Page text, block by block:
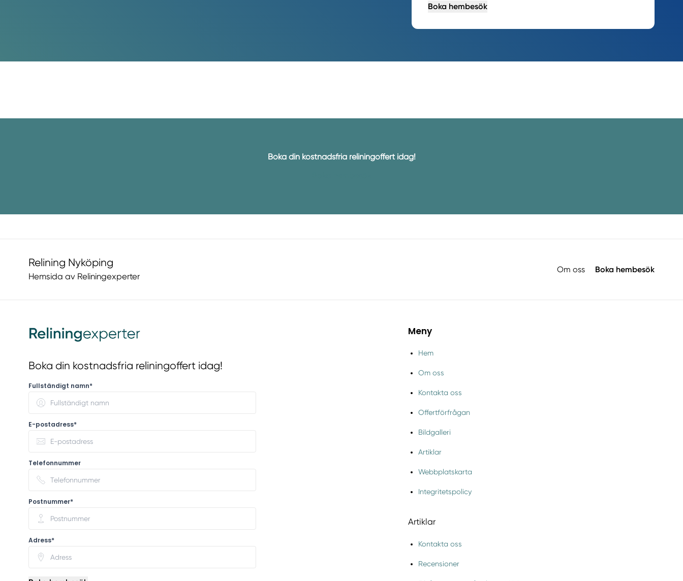
Boka hembesök
Boka din kostnadsfria reliningoffert idag!
Relining Nyköping
Hemsida av Reliningexperter
Om oss Boka hembesök
Boka din kostnadsfria reliningoffert idag!
Fullständigt namn*
E-postadress*
Telefonnummer
Postnummer*
Adress*
Meny
Hem
Om oss
Kontakta oss
Offertförfrågan
Bildgalleri
Artiklar
Webbplatskarta
Integritetspolicy
Artiklar
Kontakta oss
Recensioner